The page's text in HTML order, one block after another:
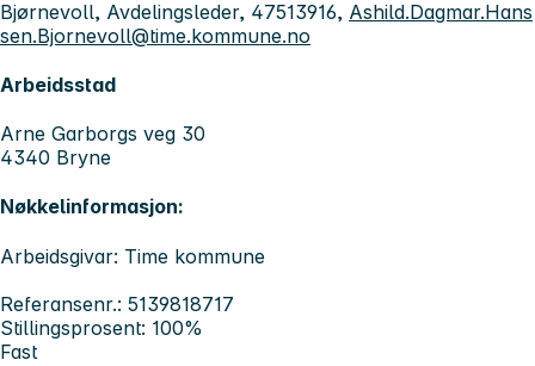
Bjørnevoll, Avdelingsleder, 47513916, Ashild.Dagmar.Hans
sen.Bjornevoll@time.kommune.no
Arbeidsstad
Arne Garborgs veg 30
4340 Bryne
Nøkkelinformasjon:
Arbeidsgivar: Time kommune
Referansenr.: 5139818717
Stillingsprosent: 100%
Fast